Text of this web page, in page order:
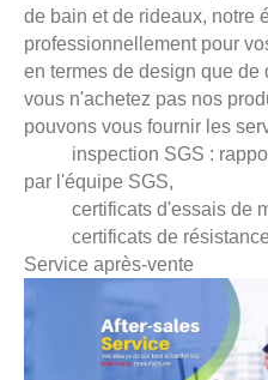
de bain et de rideaux, notre
professionnellement pour
en termes de design que de
vous n'achetez pas nos
pouvons vous fournir les
inspection SGS :
par l'équipe SGS,
certificats d'essais de
certificats de résistance
Service après-vente